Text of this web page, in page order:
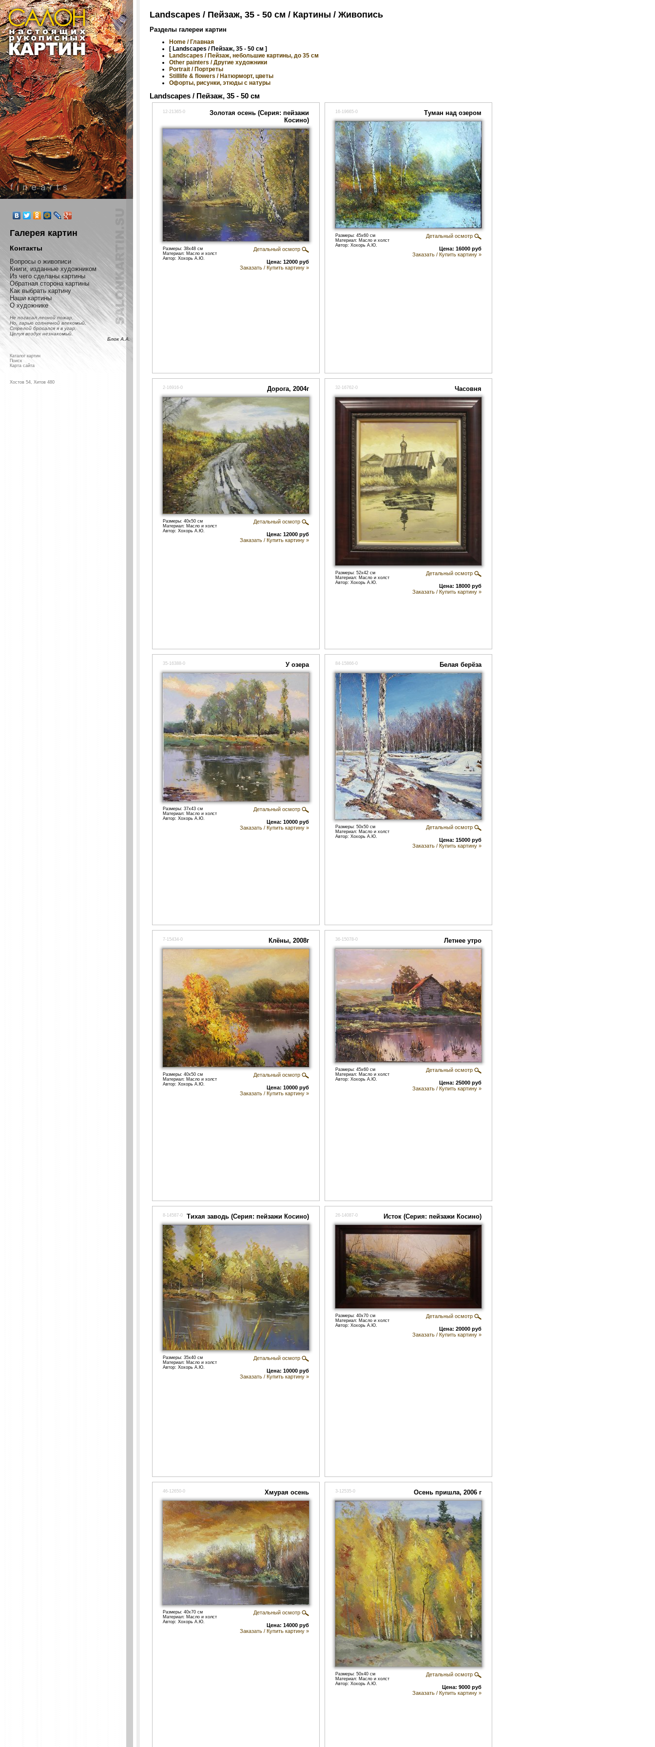
Галерея картин
Контакты
Вопросы о живописи
Книги, изданные художником
Из чего сделаны картины
Обратная сторона картины
Как выбрать картину
Наши картины
О художнике
Не погасал лесной пожар,
Но, гарью солнечной влекомый,
Стрелой бросался я в угар,
Целуя воздух незнакомый.
Блок А.А.
Каталог картин
Поиск
Карта сайта
Хостов 54, Хитов 480
Landscapes / Пейзаж, 35 - 50 см / Картины / Живопись
Разделы галереи картин
Home / Главная
[ Landscapes / Пейзаж, 35 - 50 см ]
Landscapes / Пейзаж, небольшие картины, до 35 см
Other painters / Другие художники
Portrait / Портреты
Stilllife & flowers / Натюрморт, цветы
Офорты, рисунки, этюды с натуры
Landscapes / Пейзаж, 35 - 50 см
12-21365-0
Золотая осень (Серия: пейзажи
Косино)
Размеры: 38x48 см
Материал: Масло и холст
Автор: Хохорь А.Ю.
Детальный осмотр
Цена: 12000 руб
Заказать / Купить картину »
16-19665-0 Туман над озером
Размеры: 45x60 см
Материал: Масло и холст
Автор: Хохорь А.Ю.
Детальный осмотр
Цена: 16000 руб
Заказать / Купить картину »
2-16916-0 Дорога, 2004г
Размеры: 40x50 см
Материал: Масло и холст
Автор: Хохорь А.Ю.
Детальный осмотр
Цена: 12000 руб
Заказать / Купить картину »
32-16762-0 Часовня
Размеры: 52x42 см
Материал: Масло и холст
Автор: Хохорь А.Ю.
Детальный осмотр
Цена: 18000 руб
Заказать / Купить картину »
35-16388-0 У озера
Размеры: 37x43 см
Материал: Масло и холст
Автор: Хохорь А.Ю.
Детальный осмотр
Цена: 10000 руб
Заказать / Купить картину »
84-15866-0 Белая берёза
Размеры: 50x50 см
Материал: Масло и холст
Автор: Хохорь А.Ю.
Детальный осмотр
Цена: 15000 руб
Заказать / Купить картину »
7-15434-0 Клёны, 2008г
Размеры: 40x50 см
Материал: Масло и холст
Автор: Хохорь А.Ю.
Детальный осмотр
Цена: 10000 руб
Заказать / Купить картину »
36-15078-0 Летнее утро
Размеры: 45x60 см
Материал: Масло и холст
Автор: Хохорь А.Ю.
Детальный осмотр
Цена: 25000 руб
Заказать / Купить картину »
8-14587-0 Тихая заводь (Серия: пейзажи Косино)
Размеры: 35x40 см
Материал: Масло и холст
Автор: Хохорь А.Ю.
Детальный осмотр
Цена: 10000 руб
Заказать / Купить картину »
26-14087-0 Исток (Серия: пейзажи Косино)
Размеры: 40x70 см
Материал: Масло и холст
Автор: Хохорь А.Ю.
Детальный осмотр
Цена: 20000 руб
Заказать / Купить картину »
46-12650-0 Хмурая осень
Размеры: 40x70 см
Материал: Масло и холст
Автор: Хохорь А.Ю.
Детальный осмотр
Цена: 14000 руб
Заказать / Купить картину »
3-12535-0 Осень пришла, 2006 г
Размеры: 50x40 см
Материал: Масло и холст
Автор: Хохорь А.Ю.
Детальный осмотр
Цена: 9000 руб
Заказать / Купить картину »